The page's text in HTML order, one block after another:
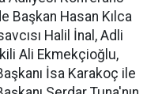
Başkan Hasan Kılca
Halil İnal, Adli
Ali Ekmekçioğlu,
İsa Karakoç ile